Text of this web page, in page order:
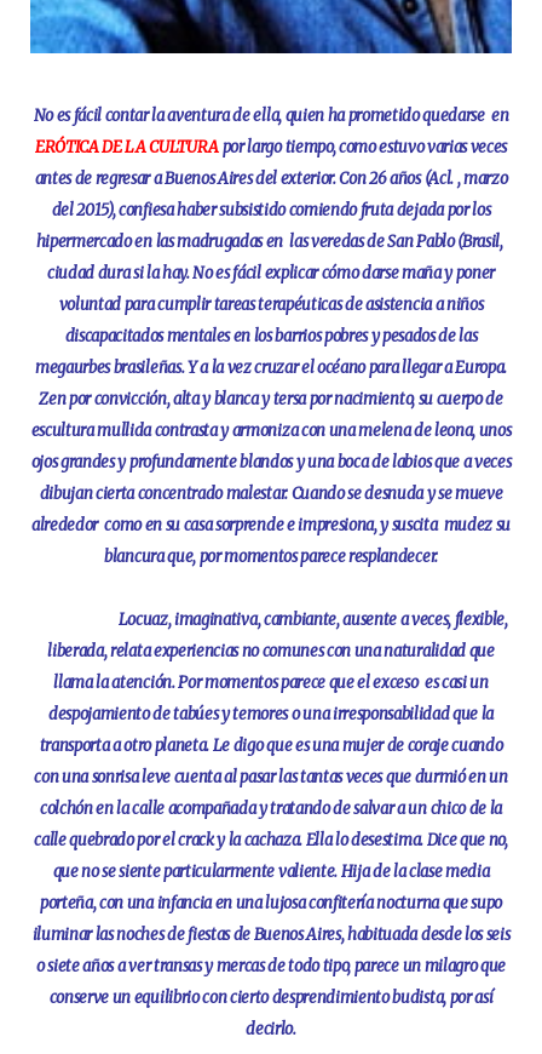
No es fácil contar la aventura de ella, quien ha prometido quedarse en
ERÓTICA DE LA CULTURApor largo tiempo, como estuvo varias veces
antes de regresar a Buenos Aires del exterior. Con 26 años (Acl. , marzo
del 2015), confiesa haber subsistido comiendo fruta dejada por los
hipermercado en las madrugadas en las veredas de San Pablo (Brasil,
ciudad dura si la hay. No es fácil explicar cómo darse maña y poner
voluntad para cumplir tareas terapéuticas de asistencia a niños
discapacitados mentales en los barrios pobres y pesados de las
megaurbes brasileñas. Y a la vez cruzar el océano para llegar a Europa.
Zen por convicción, alta y blanca y tersa por nacimiento, su cuerpo de
escultura mullida contrasta y armoniza con una melena de leona, unos
ojos grandes y profundamente blandos y una boca de labios que a veces
dibujan cierta concentrado malestar. Cuando se desnuda y se mueve
alrededor como en su casa sorprende e impresiona, y suscita mudez su
blancura que, por momentos parece resplandecer.
Locuaz, imaginativa, cambiante, ausente a veces, flexible,
liberada, relata experiencias no comunes con una naturalidad que
llama la atención. Por momentos parece que el exceso es casi un
despojamiento de tabúes y temores o una irresponsabilidad que la
transporta a otro planeta. Le digo que es una mujer de coraje cuando
con una sonrisa leve cuenta al pasar las tantas veces que durmió en un
colchón en la calle acompañada y tratando de salvar a un chico de la
calle quebrado por el crack y la cachaza. Ella lo desestima. Dice que no,
que no se siente particularmente valiente. Hija de la clase media
porteña, con una infancia en una lujosa confitería nocturna que supo
iluminar las noches de fiestas de Buenos Aires, habituada desde los seis
o siete años a ver transas y mercas de todo tipo, parece un milagro que
conserve un equilibrio con cierto desprendimiento budista, por así
decirlo.